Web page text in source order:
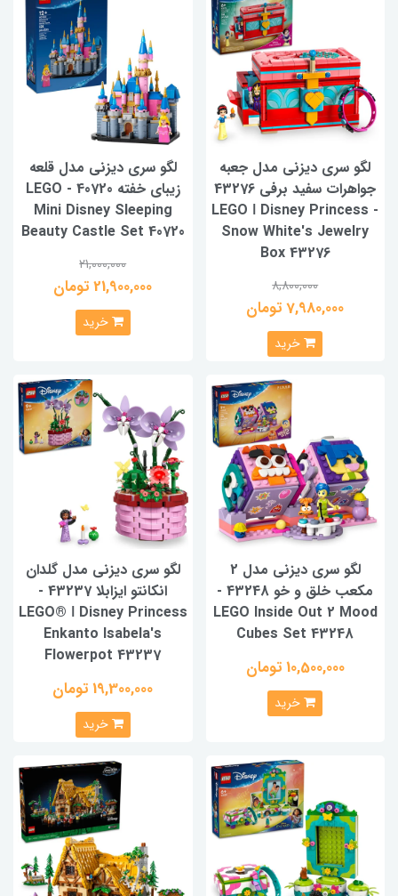
لگو سری دیزنی مدل جعبه
جواهرات سفید برفی 43276
- LEGO ǀ Disney Princess
Snow White's Jewelry
Box 43276
8,800,000
7,980,000 تومان
خرید
لگو سری دیزنی مدل قلعه
زیبای خفته 40720 - LEGO
Mini Disney Sleeping
Beauty Castle Set 40720
21,000,000
21,900,000 تومان
خرید
لگو سری دیزنی مدل 2
مکعب خلق و خو 43248 -
LEGO Inside Out 2 Mood
Cubes Set 43248
10,500,000 تومان
خرید
لگو سری دیزنی مدل گلدان
انکانتو ایزابلا 43237 -
LEGO® ǀ Disney Princess
Enkanto Isabela's
Flowerpot 43237
19,300,000 تومان
خرید